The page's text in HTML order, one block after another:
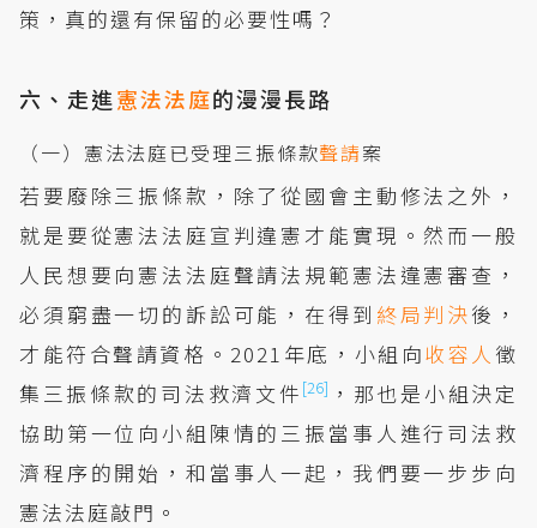
策，真的還有保留的必要性嗎？
六、走進憲法法庭的漫漫長路
（一）憲法法庭已受理三振條款聲請案
若要廢除三振條款，除了從國會主動修法之外，
就是要從憲法法庭宣判違憲才能實現。然而一般
人民想要向憲法法庭聲請法規範憲法違憲審查，
必須窮盡一切的訴訟可能，在得到 終局判決後，
才能符合聲請資格。2021年底，小組向收容人 徵
集三振條款的司法救濟文件 [26] ，那也是小組決定
協助第一位向小組陳情的三振當事人進行司法救
濟程序的開始，和當事人一起，我們要一步步向
憲法法庭敲門。